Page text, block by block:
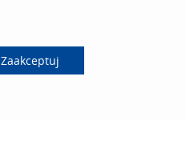
Zaakceptuj